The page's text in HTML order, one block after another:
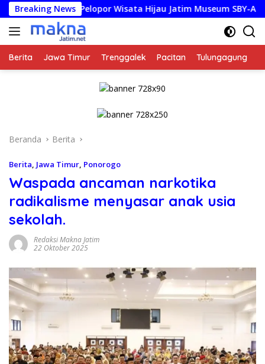
Langsung
ke
konten
Breaking News
Pelopor Wisata Hijau Jatim Museum SBY-Ani Pacitan
Berita Jawa Timur Trenggalek Pacitan Tulungagung
Beranda Berita
Berita Jawa Timur Ponorogo
Waspada ancaman narkotika
radikalisme menyasar anak usia
sekolah.
Redaksi Makna Jatim
22 Oktober 2025